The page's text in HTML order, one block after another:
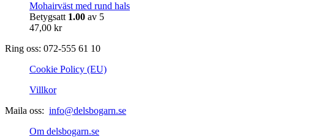
Mohairväst med rund hals
Betygsatt 1.00 av 5
47,00 kr
Ring oss: 072-555 61 10
Cookie Policy (EU)
Villkor
Maila oss: info@delsbogarn.se
Om delsbogarn.se